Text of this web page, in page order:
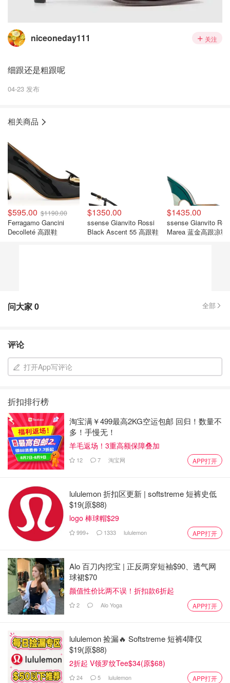
niceoneday111 关注
细跟还是粗跟呢
04-23 发布
相关商品
$595.00 $1190.00
Ferragamo Gancini
Decolleté 高跟鞋
$1350.00
ssense Gianvito Rossi
Black Ascent 55 高跟鞋
$1435.00
ssense Gianvito
Marea 蓝金高跟凉鞋
问大家0 全部
评论
打开App写评论
折扣排行榜
淘宝满￥499最高2KG空运包邮 回归！数量不
多！手慢无！
羊毛返场！3重高额保障叠加
12 7 淘宝网 APP打开
lululemon 折扣区更新 | softstreme 短裤史低
$19(原$88)
logo 棒球帽$29
999+ 1333 lululemon APP打开
Alo 百刀内挖宝 | 正反两穿短袖$90、透气网
球裙$70
颜值性价比两不误！折扣款6折起
2 Alo Yoga APP打开
lululemon 捡漏🔥 Softstreme 短裤4降仅
$19(原$88)
2折起 V领罗纹Tee$34(原$68)
24 5 lululemon APP打开